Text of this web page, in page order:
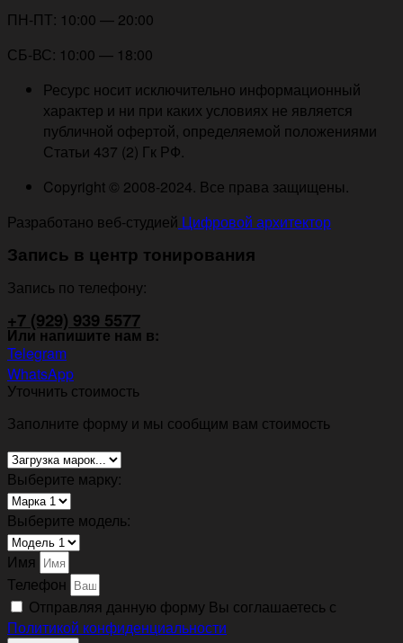
ПН-ПТ: 10:00 — 20:00
СБ-ВС: 10:00 — 18:00
Ресурс носит исключительно информационный
характер и ни при каких условиях не является
публичной офертой, определяемой положениями
Статьи 437 (2) Гк РФ.
Copyright © 2008-2024. Все права защищены.
Разработано веб-студией Цифровой архитектор
Запись в центр тонирования
Запись по телефону:
+7 (929) 939 5577
Или напишите нам в:
Telegram
WhatsApp
Уточнить стоимость
Заполните форму и мы сообщим вам стоимость
Выберите марку:
Выберите модель:
Имя
Телефон
Отправляя данную форму Вы соглашаетесь с
Политикой конфиденциальности